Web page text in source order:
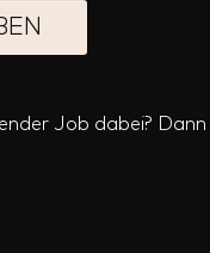
Job dabei? Dann